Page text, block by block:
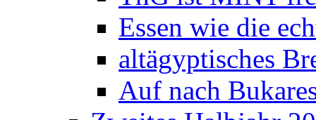
Essen wie die
altägyptisches
Auf nach